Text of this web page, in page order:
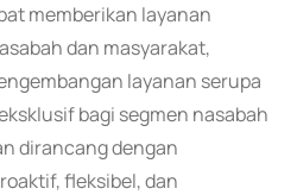
memberikan layanan
dan masyarakat,
layanan serupa
bagi segmen nasabah
dirancang dengan
fleksibel, dan